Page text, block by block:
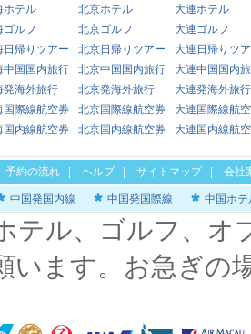
ホテル 北京ホテル
大連ホテル
ゴルフ 北京ゴルフ
大連ゴルフ
日帰りツアー 北京日帰りツアー
大連日帰りツ
中国国内旅行 北京中国国内旅行
大連中国国内
発海外旅行 北京発海外旅行
大連発海外旅行
国際線航空券 北京国際線航空券
大連国際線航
国内線航空券 北京国内線航空券 大連国内線航
予約の流れ ヘルプ| サイトマップ| 会社
中国発国内線 中国発国際線 中国ホテ
テル、ゴルフ、オ
います。お急ぎの